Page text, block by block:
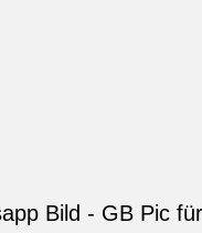
Bild - GB Pic